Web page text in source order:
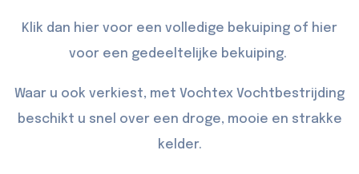
Klik dan hier voor een volledige bekuiping of hier
voor een gedeeltelijke bekuiping.
Waar u ook verkiest, met Vochtex Vochtbestrijding
beschikt u snel over een droge, mooie en strakke
kelder.